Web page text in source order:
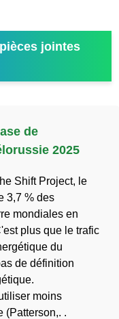
jointes
de
2025
Shift Project, le
3,7 % des
mondiales en
plus que le trafic
du
de définition
moins
(Patterson,. .